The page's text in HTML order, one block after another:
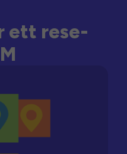
ett rese-